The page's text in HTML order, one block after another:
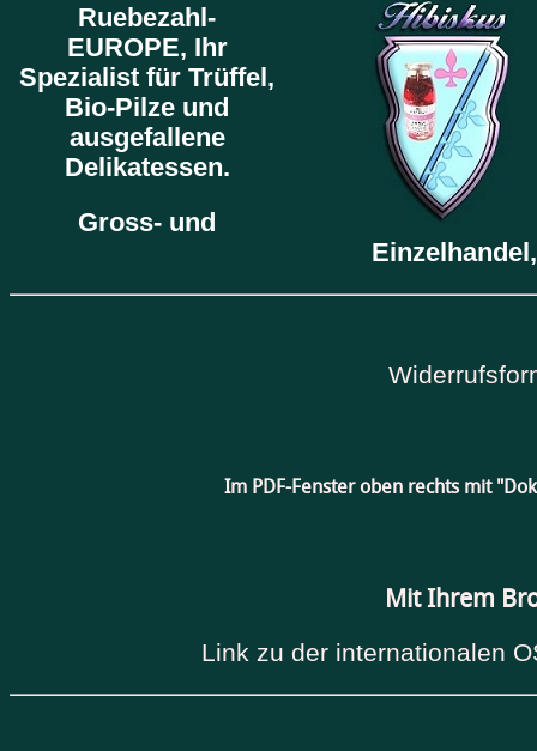
Ruebezahl-
EUROPE, Ihr
Spezialist für Trüffel,
Bio-Pilze und
ausgefallene
Delikatessen.
Gross- und
Im PDF-Fenster oben rechts mit
Mit Ihrem
Link zu der internationalen